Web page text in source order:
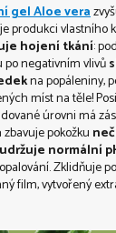
gel Aloe vera
produkci vlastního
hojení tkání:
ponegativním vlivů
na popáleniny,
míst natěle!
úrovnimá
zbavujepokožku
udržuje normální
Zklidňuje
film, vytvořený